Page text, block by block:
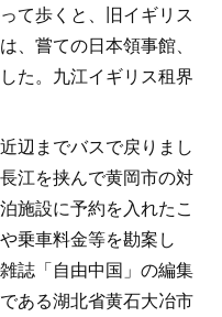
て歩くと、旧イギリス
、嘗ての日本領事館、
た。九江イギリス租界
辺までバスで戻りまし
江を挟んで黄岡市の対
施設に予約を入れたこ
乗車料金等を勘案し
誌「自由中国」の編集
ある湖北省黄石大冶市